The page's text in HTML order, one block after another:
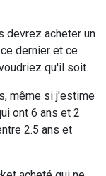
devrez acheter un
dernier et ce
qu'il soit.
même si j'estime
ont 6 ans et 2
2.5 ans et